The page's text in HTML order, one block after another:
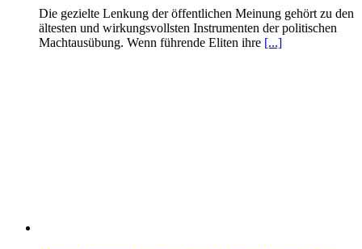
Die gezielte Lenkung der öffentlichen Meinung gehört zu den
ältesten und wirkungsvollsten Instrumenten der politischen
Machtausübung. Wenn führende Eliten ihre [...]